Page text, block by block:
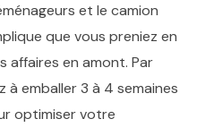
et le camion
que vous preniez en
affaires en amont. Par
emballer 3 à 4 semaines
optimiser votre